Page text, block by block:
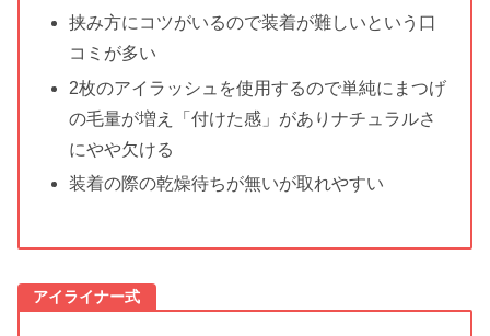
挟み方にコツがいるので装着が難しいという口
コミが多い
2枚のアイラッシュを使用するので単純にまつげ
の毛量が増え「付けた感」がありナチュラルさ
にやや欠ける
装着の際の乾燥待ちが無いが取れやすい
アイライナー式